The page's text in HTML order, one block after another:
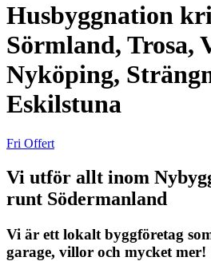
Husbyggnation
Sörmland, Trosa,
Nyköping,
Eskilstuna
Fri Offert
Vi utför allt inom
runt Södermanland
Vi är ett lokalt byggföretag
garage, villor och mycket mer!